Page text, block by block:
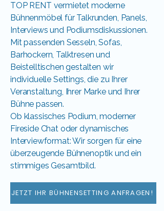
TOP RENT vermietet moderne
Bühnenmöbel für Talkrunden, Panels,
Interviews und Podiumsdiskussionen.
Mit passenden Sesseln, Sofas,
Barhockern, Talktresen und
Beistelltischen gestalten wir
individuelle Settings, die zu Ihrer
Veranstaltung, Ihrer Marke und Ihrer
Bühne passen.
Ob klassisches Podium, moderner
Fireside Chat oder dynamisches
Interviewformat: Wir sorgen für eine
überzeugende Bühnenoptik und ein
stimmiges Gesamtbild.
JETZT IHR BÜHNENSETTING ANFRAGEN!